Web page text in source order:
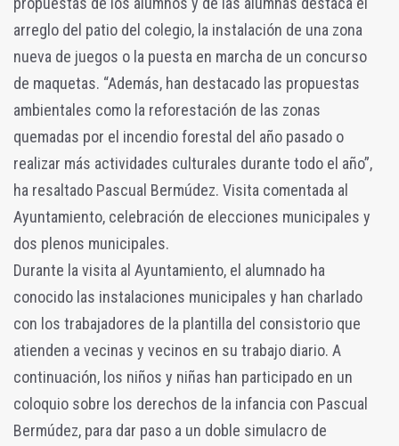
arreglo del patio del colegio, la instalación de una zona
nueva de juegos o la puesta en marcha de un concurso
de maquetas. “Además, han destacado las propuestas
ambientales como la reforestación de las zonas
quemadas por el incendio forestal del año pasado o
realizar más actividades culturales durante todo el año”,
ha resaltado Pascual Bermúdez. Visita comentada al
Ayuntamiento, celebración de elecciones municipales y
dos plenos municipales.
Durante la visita al Ayuntamiento, el alumnado ha
conocido las instalaciones municipales y han charlado
con los trabajadores de la plantilla del consistorio que
atienden a vecinas y vecinos en su trabajo diario. A
continuación, los niños y niñas han participado en un
coloquio sobre los derechos de la infancia con Pascual
Bermúdez, para dar paso a un doble simulacro de